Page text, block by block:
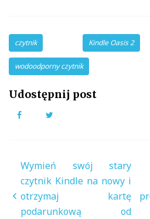
czytnik Kindle Oasis 2
wodoodporny czytnik
Udostępnij post
Facebook
Nawigacja
wpisu
Wymień swój stary
czytnik Kindle na nowy i
otrzymaj kartę
podarunkową od